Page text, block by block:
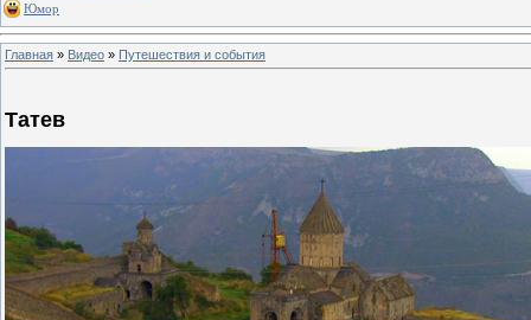
Юмор
Главная » Видео » Путешествия и события
Татев